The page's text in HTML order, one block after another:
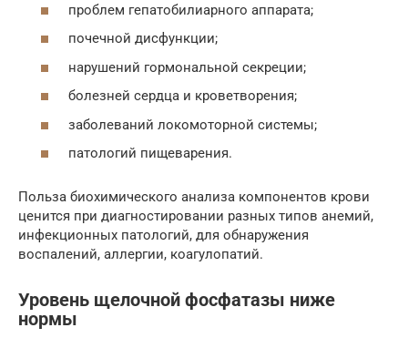
проблем гепатобилиарного аппарата;
почечной дисфункции;
нарушений гормональной секреции;
болезней сердца и кроветворения;
заболеваний локомоторной системы;
патологий пищеварения.
Польза биохимического анализа компонентов крови
ценится при диагностировании разных типов анемий,
инфекционных патологий, для обнаружения
воспалений, аллергии, коагулопатий.
Уровень щелочной фосфатазы ниже
нормы